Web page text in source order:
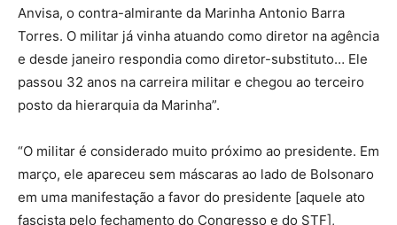
Anvisa, o contra-almirante da Marinha Antonio Barra
Torres. O militar já vinha atuando como diretor na agência
e desde janeiro respondia como diretor-substituto… Ele
passou 32 anos na carreira militar e chegou ao terceiro
posto da hierarquia da Marinha”.
“O militar é considerado muito próximo ao presidente. Em
março, ele apareceu sem máscaras ao lado de Bolsonaro
em uma manifestação a favor do presidente [aquele ato
fascista pelo fechamento do Congresso e do STF],